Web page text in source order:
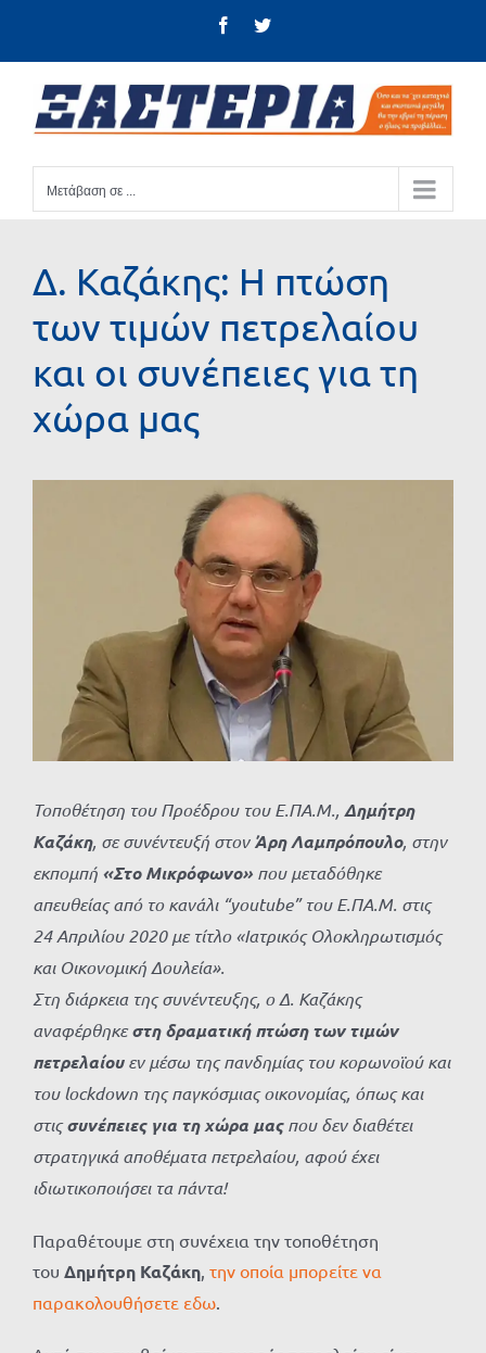
FacebookTwitter
Μετάβαση σε ...
Δ. Καζάκης: Η πτώση
των τιμών πετρελαίου
και οι συνέπειες για τη
χώρα μας
Τοποθέτηση του Προέδρου του Ε.ΠΑ.Μ., Δημήτρη
Καζάκη, σε συνέντευξή στονΆρη Λαμπρόπουλο, στην
εκπομπή «Στο Μικρόφωνο» που μεταδόθηκε
απευθείας από το κανάλι “youtube” του Ε.ΠΑ.Μ. στις
24 Απριλίου 2020 με τίτλο «Ιατρικός Ολοκληρωτισμός
και Οικονομική Δουλεία».
Στη διάρκεια της συνέντευξης, ο Δ. Καζάκης
αναφέρθηκεστη δραματική πτώση των τιμών
πετρελαίουεν μέσω της πανδημίας του κορωνοϊού και
του lockdown της παγκόσμιας οικονομίας, όπως και
στιςσυνέπειες για τη χώρα μαςπου δεν διαθέτει
στρατηγικά αποθέματα πετρελαίου, αφού έχει
ιδιωτικοποιήσει τα πάντα!
Παραθέτουμε στη συνέχεια την τοποθέτηση
του Δημήτρη Καζάκη, την οποία μπορείτε να
παρακολουθήσετε εδω.